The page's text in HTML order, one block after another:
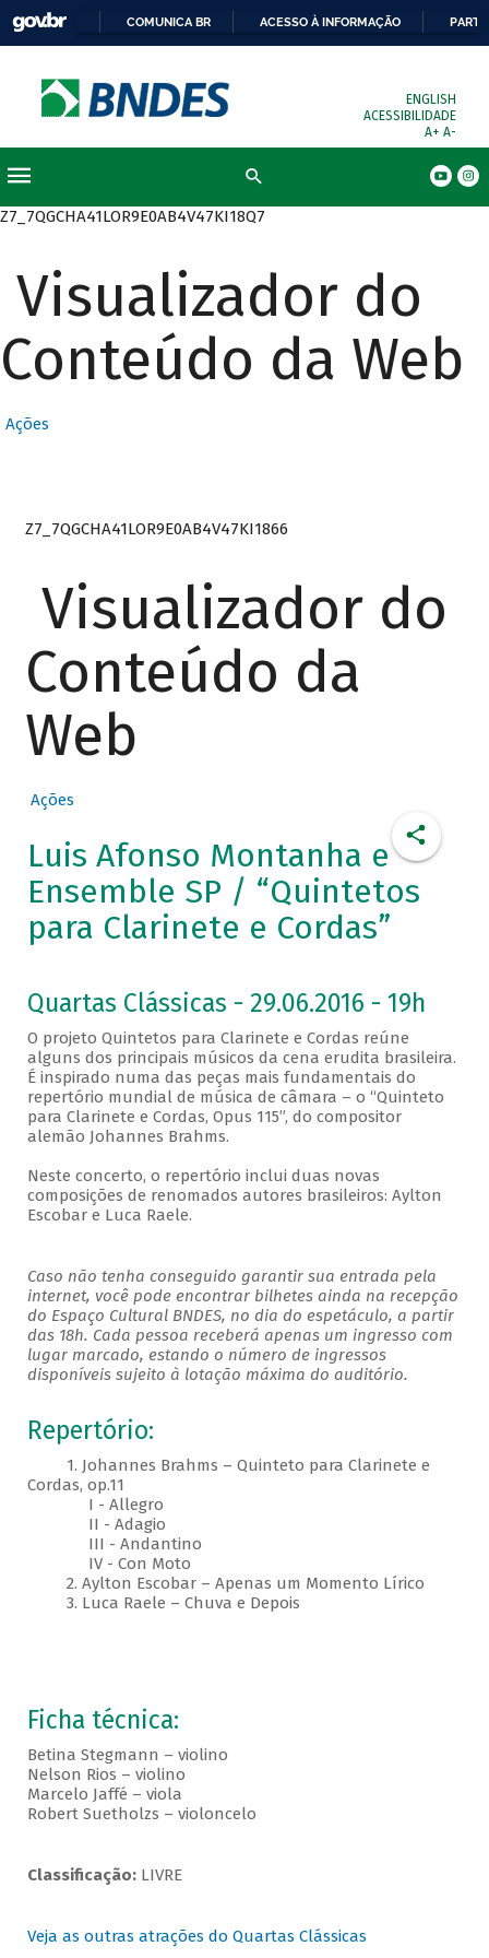
COMUNICA BR ACESSO À INFORMAÇÃO
ENGLISH
ACESSIBILIDADE
A+ A-
Z7_7QGCHA41LOR9E0AB4V47KI18Q7
Visualizador do
Conteúdo da Web
Ações
Z7_7QGCHA41LOR9E0AB4V47KI1866
Visualizador do
Conteúdo da
Web
Ações
Luis Afonso Montanha e
Ensemble SP / “Quintetos
para Clarinete e Cordas”
Quartas Clássicas - 29.06.2016 - 19h
O projeto Quintetos para Clarinete e Cordas reúne
alguns dos principais músicos da cena erudita brasileira.
É inspirado numa das peças mais fundamentais do
repertório mundial de música de câmara – o “Quinteto
para Clarinete e Cordas, Opus 115”, do compositor
alemão Johannes Brahms.
Neste concerto, o repertório inclui duas novas
composições de renomados autores brasileiros: Aylton
Escobar e Luca Raele.
Caso não tenha conseguido garantir sua entrada pela
internet, você pode encontrar bilhetes ainda na recepção
do Espaço Cultural BNDES, no dia do espetáculo, a partir
das 18h. Cada pessoa receberá apenas um ingresso com
lugar marcado, estando o número de ingressos
disponíveis sujeito à lotação máxima do auditório.
Repertório:
1. Johannes Brahms – Quinteto para Clarinete e
Cordas, op.11
I - Allegro
II - Adagio
III - Andantino
IV - Con Moto
2. Aylton Escobar – Apenas um Momento Lírico
3. Luca Raele – Chuva e Depois
Ficha técnica:
Betina Stegmann – violino
Nelson Rios – violino
Marcelo Jaffé – viola
Robert Suetholzs – violoncelo
Classificação:LIVRE
Veja as outras atrações do Quartas Clássicas